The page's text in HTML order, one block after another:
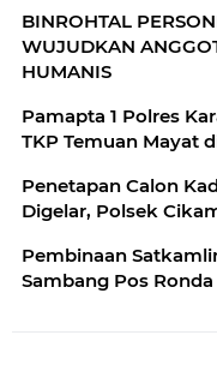
BINROHTAL
WUJUDKAN
HUMANIS
Pamapta 1 Polres
TKP Temuan Mayat
Penetapan Calon
Digelar, Polsek
Pembinaan
Sambang Pos